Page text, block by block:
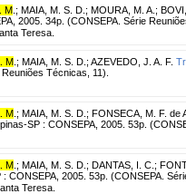
M ; MAIA, M. S. D. ; MOURA, M. A. ;
2005. 34p. (CONSEPA. Série
Teresa.
M ; MAIA, M. S. D. ; AZEVEDO, J. A. F.
Técnicas, 11).
M ; MAIA, M. S. D. ; FONSECA, M. F. de
SP : CONSEPA, 2005. 53p.
M ; MAIA, M. S. D. ; DANTAS, I. C. ;
: CONSEPA, 2005. 53p. (CONSEPA.
Teresa.